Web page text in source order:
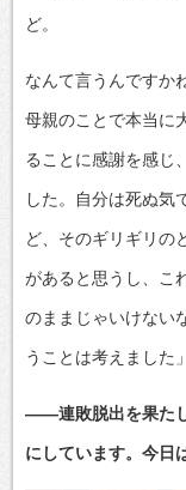
ど。
なんて言うんですか
母親のことで本当に
ることに感謝を感じ
した。自分は死ぬ気
ど、そのギリギリの
があると思うし、こ
のままじゃいけない
うことは考えました」
――連敗脱出を果た
にしています。今日